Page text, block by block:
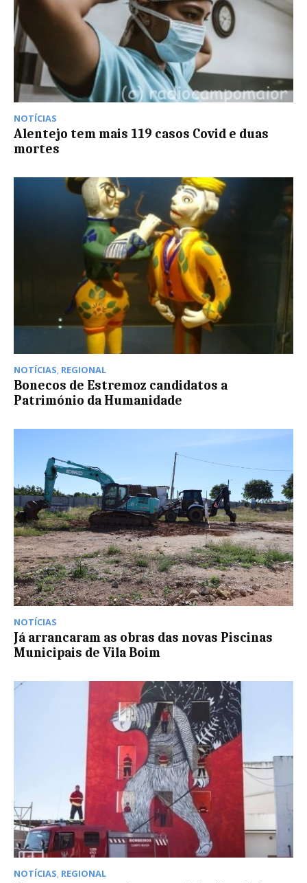
NOTÍCIAS
Alentejo tem mais 119 casos Covid e duas
mortes
NOTÍCIAS, REGIONAL
Bonecos de Estremoz candidatos a
Património da Humanidade
NOTÍCIAS
Já arrancaram as obras das novas Piscinas
Municipais de Vila Boim
NOTÍCIAS REGIONAL